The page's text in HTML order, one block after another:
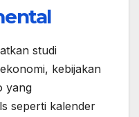
studi
kebijakan
yang
seperti kalender